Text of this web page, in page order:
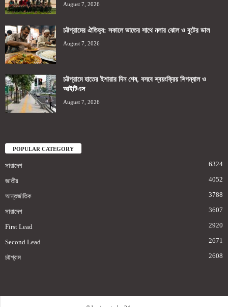
August 7, 2026
চট্টগ্রামের ঐতিহ্য: সকালে ভাতের সাথে নলার ঝোল ও বুটের ডাল
August 7, 2026
চট্টগ্রামে হাতের ইশারার দিন শেষ, বসবে স্বয়ংক্রিয় সিগন্যাল ও
আইটিএস
August 7, 2026
POPULAR CATEGORY
সারাদেশ 6324
জাতীয় 4052
আন্তর্জাতিক 3788
সারাদেশ 3607
First Lead 2920
Second Lead 2671
চট্টগ্রাম 2608